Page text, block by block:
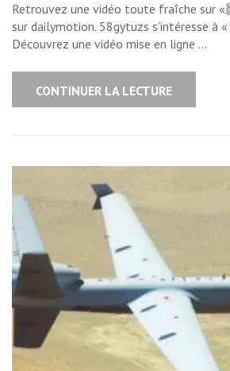
Retrouvez une vidéo toute fraîche sur «
sur dailymotion. 58gytuzs s’intéresse à
Découvrez une vidéo mise en ligne …
CONTINUER LA LECTURE